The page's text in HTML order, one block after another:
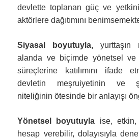
devlette toplanan güç ve
aktörlere dağıtımını
Siyasal boyutuyla, yurttaşın
alanda ve biçimde yönetsel
süreçlerine katılımını ifade
devletin meşruiyetinin ve
niteliğinin ötesinde bir anlayışı
Yönetsel boyutuyla ise, etkin,
hesap verebilir, dolayısıyla